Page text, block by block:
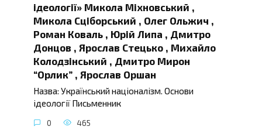
ідеології» Микола Міхновський ,
Микола Сціборський , Олег Ольжич ,
Роман Коваль , Юрій Липа , Дмитро
Донцов , Ярослав Стецько , Михайло
Колодзінський , Дмитро Мирон
“Орлик” , Ярослав Оршан
Назва: Український націоналізм. Основи
ідеології Письменник
0 465